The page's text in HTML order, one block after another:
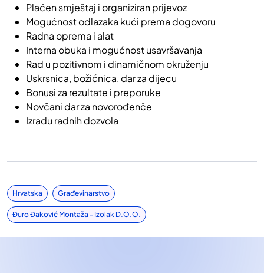
Plaćen smještaj i organiziran prijevoz
Mogućnost odlazaka kući prema dogovoru
Radna oprema i alat
Interna obuka i mogućnost usavršavanja
Rad u pozitivnom i dinamičnom okruženju
Uskrsnica, božićnica, dar za dijecu
Bonusi za rezultate i preporuke
Novčani dar za novorođenče
Izradu radnih dozvola
Hrvatska Građevinarstvo
Đuro Đaković Montaža - Izolak D.o.o.